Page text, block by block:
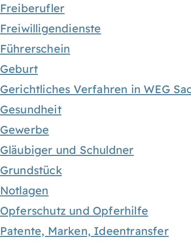
Freiberufler
Freiwilligendienste
Führerschein
Geburt
Gerichtliches Verfahren in WEG
Gesundheit
Gewerbe
Gläubiger und Schuldner
Grundstück
Notlagen
Opferschutz und Opferhilfe
Patente, Marken, Ideentransfer